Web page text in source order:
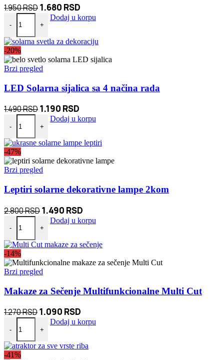
1.950RSDOriginalna
cena
je
bila:
1.680 RSD
cena
1.680 RSD.
-
Kuhinjski set 12 delova količina
+
Dodaj u korpu
-20%
Brzi pregled
LED Solarna sijalica sa 4 načina rada
1.490RSDOriginalna
cena
je
bila:
1.190 RSD
cena
1.190 RSD.
-
LED Solarna sijalica sa 4 načina rada količina
+
Dodaj u korpu
-47%
Brzi pregled
Leptiri solarne dekorativne lampe 2kom
2.800RSDOriginalna
cena
je
bila:
1.490 RSD
cena
1.490 RSD.
-
Leptiri solarne dekorativne lampe 2kom količina
+
Dodaj u korpu
-14%
Brzi pregled
Makaze za Sečenje Multifunkcionalne Multi Cut
1.270RSDOriginalna
cena
je
bila:
1.090 RSD
cena
1.090 RSD.
-
Makaze za Sečenje Multifunkcionalne Multi Cut količina
+
Dodaj u korpu
-41%